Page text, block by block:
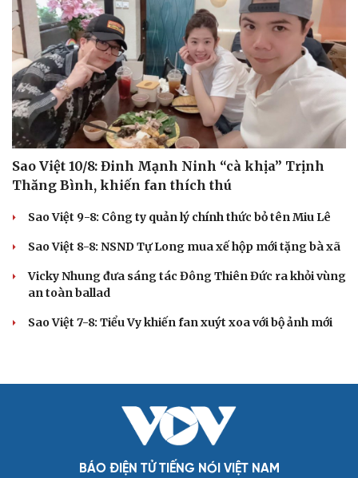
Sao Việt 10/8: Đinh Mạnh Ninh “cà khịa” Trịnh
Thăng Bình, khiến fan thích thú
Sao Việt 9-8: Công ty quản lý chính thức bỏ tên Miu Lê
Sao Việt 8-8: NSND Tự Long mua xế hộp mới tặng bà xã
Vicky Nhung đưa sáng tác Đông Thiên Đức ra khỏi vùng
an toàn ballad
Sao Việt 7-8: Tiểu Vy khiến fan xuýt xoa với bộ ảnh mới
BÁO ĐIỆN TỬ TIẾNG NÓI VIỆT NAM